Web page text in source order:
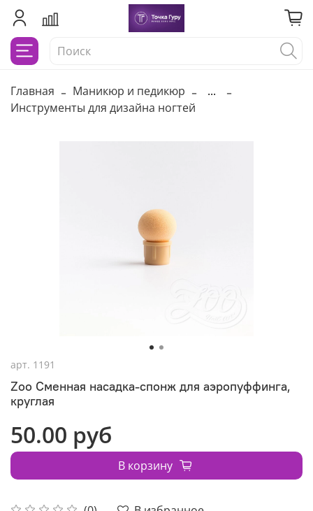
Главная Маникюр и педикюр
...
Инструменты для дизайна ногтей
арт. 1191
Zoo Сменная насадка-спонж для аэропуффинга,
круглая
50.00 руб
В корзину